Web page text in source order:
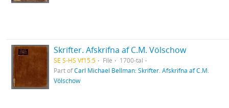
Skrifter. Afskrifna af C.M. Völschow
SE S-HS Vf15:5 File
1700-tal
Part ofCarl Michael Bellman: Skrifter. Afskrifna af C.M.
Völschow